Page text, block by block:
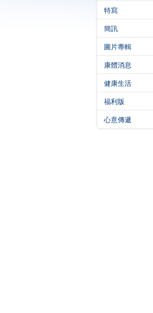
特寫
簡訊
圖片專輯
康體消息
健康生活
福利版
心意傳遞